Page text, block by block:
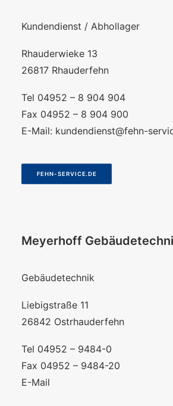
Kundendienst / Abhollager
Rhauderwieke 13
26817 Rhauderfehn
Tel 04952 – 8 904 904
Fax 04952 – 8 904 900
E-Mail: kundendienst@fehn-
FEHN-SERVICE.DE
Meyerhoff
Gebäudetechnik
Liebigstraße 11
26842 Ostrhauderfehn
Tel 04952 – 9484-0
Fax 04952 – 9484-20
E-Mail